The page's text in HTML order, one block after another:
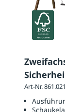
Art-Nr. 861.021